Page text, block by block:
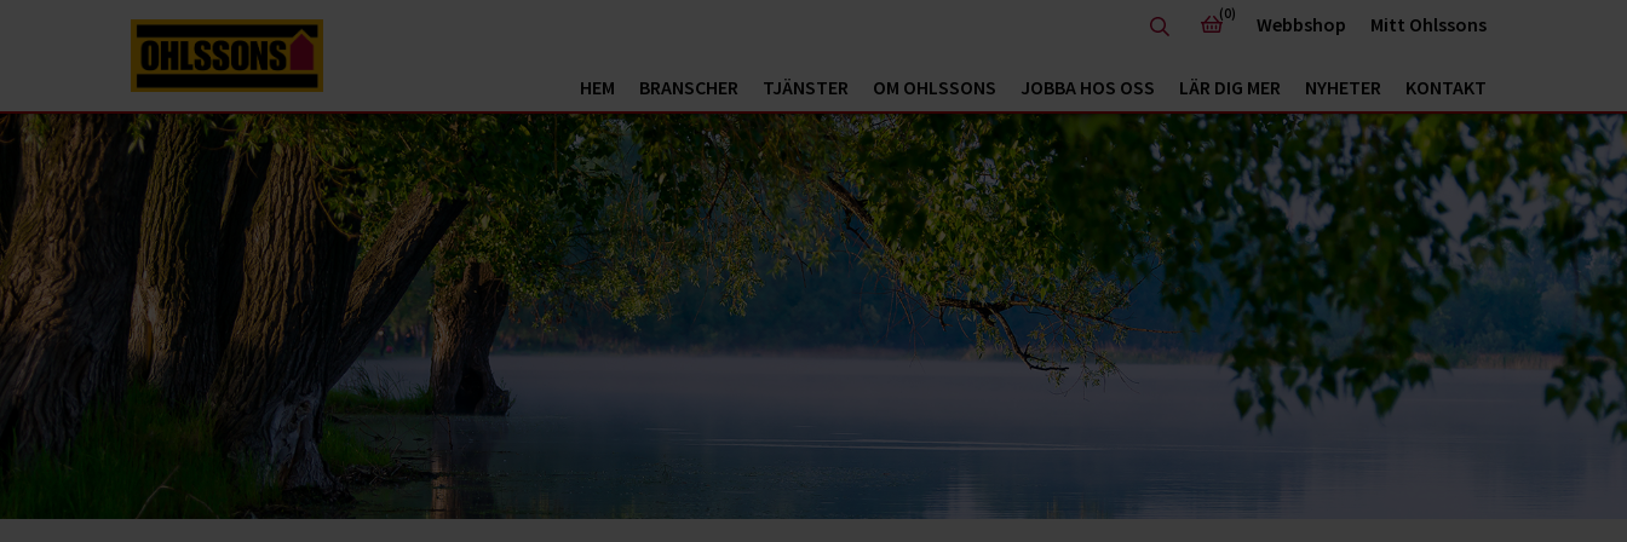
HEM BRANSCHER TJÄNSTER OM OHLSSONS JOBBA HOS OSS LÄR DIG MER NYHETER KONTAKT
(0) Webbshop Mitt Ohlssons